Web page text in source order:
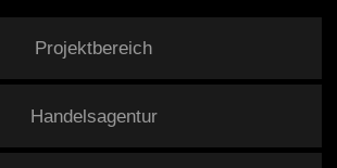
Projektbereich
Handelsagentur